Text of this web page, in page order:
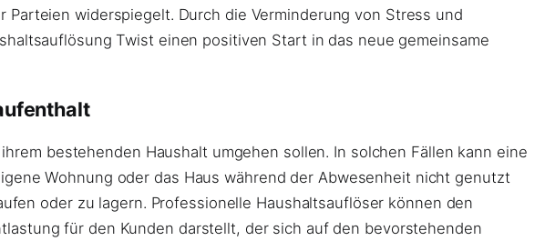
widerspiegelt. Durch die Verminderung von Stress und
Twist einen positiven Start in das neue gemeinsame
bestehenden Haushalt umgehen sollen. In solchen Fällen kann eine
Wohnung oder das Haus während der Abwesenheit nicht genutzt
oder zu lagern. Professionelle Haushaltsauflöser können den
für den Kunden darstellt, der sich auf den bevorstehenden